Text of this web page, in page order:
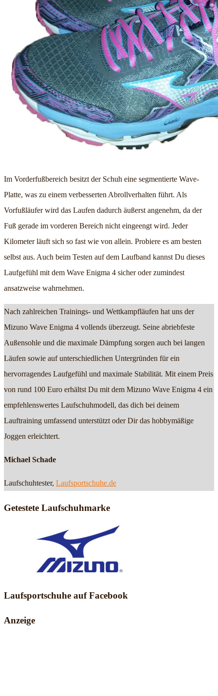
Im Vorderfußbereich besitzt der Schuh eine segmentierte Wave-
Platte, was zu einem verbesserten Abrollverhalten führt. Als
Vorfußläufer wird das Laufen dadurch äußerst angenehm, da der
Fuß gerade im vorderen Bereich nicht eingeengt wird. Jeder
Kilometer läuft sich so fast wie von allein. Probiere es am besten
selbst aus. Auch beim Testen auf dem Laufband kannst Du dieses
Laufgefühl mit dem Wave Enigma 4 sicher oder zumindest
ansatzweise wahrnehmen.
Nach zahlreichen Trainings- und Wettkampfläufen hat uns der
Mizuno Wave Enigma 4 vollends überzeugt. Seine abriebfeste
Außensohle und die maximale Dämpfung sorgen auch bei langen
Läufen sowie auf unterschiedlichen Untergründen für ein
hervorragendes Laufgefühl und maximale Stabilität. Mit einem Preis
von rund 100 Euro erhältst Du mit dem Mizuno Wave Enigma 4 ein
empfehlenswertes Laufschuhmodell, das dich bei deinem
Lauftraining umfassend unterstützt oder Dir das hobbymäßige
Joggen erleichtert.
Michael Schade
Laufschuhtester, Laufsportschuhe.de
Getestete Laufschuhmarke
Laufsportschuhe auf Facebook
Anzeige